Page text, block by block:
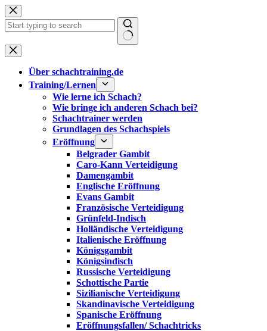
Zum
Inhalt
springen
Keine
Ergebnisse
Über schachtraining.de
Training/Lernen
Wie lerne ich Schach?
Wie bringe ich anderen Schach bei?
Schachtrainer werden
Grundlagen des Schachspiels
Eröffnung
Belgrader Gambit
Caro-Kann Verteidigung
Damengambit
Englische Eröffnung
Evans Gambit
Französische Verteidigung
Grünfeld-Indisch
Holländische Verteidigung
Italienische Eröffnung
Königsgambit
Königsindisch
Russische Verteidigung
Schottische Partie
Sizilianische Verteidigung
Skandinavische Verteidigung
Spanische Eröffnung
Eröffnungsfallen/ Schachtricks